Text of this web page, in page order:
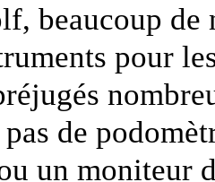
beaucoup
pour
de
un moniteur